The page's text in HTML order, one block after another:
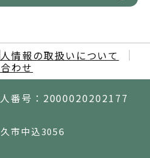
情報の取扱いについて
わせ
番号：2000020202177
市中込3056